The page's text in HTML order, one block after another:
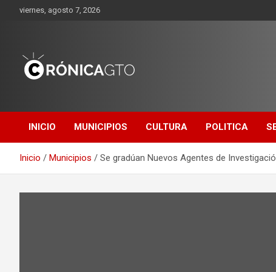
viernes, agosto 7, 2026
GUANAJUATO
INICIO MUNICIPIOS CULTURA POLITICA
Inicio Municipios Se gradúan Nuevos Agentes de